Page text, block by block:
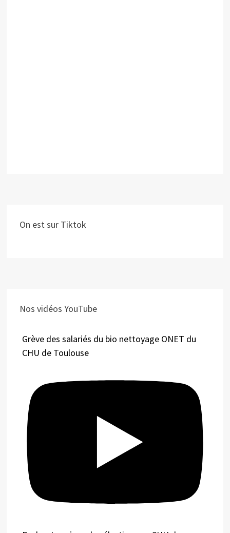
On est sur Tiktok
Nos vidéos YouTube
Grève des salariés du bio nettoyage ONET du
CHU de Toulouse